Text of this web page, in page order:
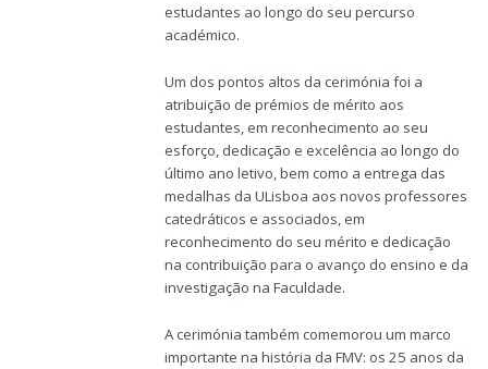
estudantes ao longo do seu percurso
académico.
Um dos pontos altos da cerimónia foi a
atribuição de prémios de mérito aos
estudantes, em reconhecimento ao seu
esforço, dedicação e excelência ao longo do
último ano letivo, bem como a entrega das
medalhas da ULisboa aos novos professores
catedráticos e associados, em
reconhecimento do seu mérito e dedicação
na contribuição para o avanço do ensino e da
investigação na Faculdade.
A cerimónia também comemorou um marco
importante na história da FMV: os 25 anos da